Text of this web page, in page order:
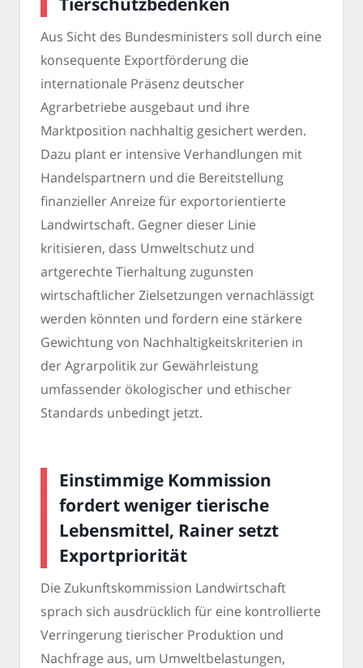
Aus Sicht des Bundesministers soll durch eine
konsequente Exportförderung die
internationale Präsenz deutscher
Agrarbetriebe ausgebaut und ihre
Marktposition nachhaltig gesichert werden.
Dazu plant er intensive Verhandlungen mit
Handelspartnern und die Bereitstellung
finanzieller Anreize für exportorientierte
Landwirtschaft. Gegner dieser Linie
kritisieren, dass Umweltschutz und
artgerechte Tierhaltung zugunsten
wirtschaftlicher Zielsetzungen vernachlässigt
werden könnten und fordern eine stärkere
Gewichtung von Nachhaltigkeitskriterien in
der Agrarpolitik zur Gewährleistung
umfassender ökologischer und ethischer
Standards unbedingt jetzt.
Einstimmige Kommission
fordert weniger tierische
Lebensmittel, Rainer setzt
Exportpriorität
Die Zukunftskommission Landwirtschaft
sprach sich ausdrücklich für eine kontrollierte
Verringerung tierischer Produktion und
Nachfrage aus, um Umweltbelastungen,